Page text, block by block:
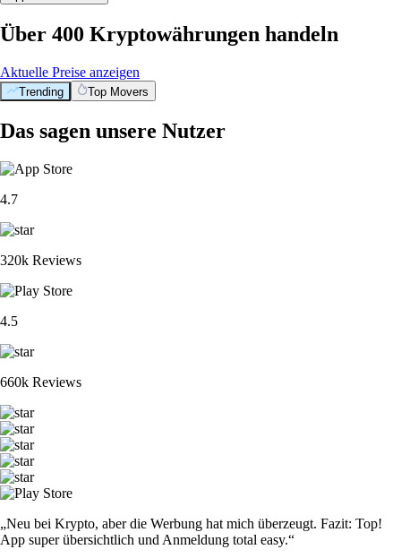
Über 400 Kryptowährungen handeln
Aktuelle Preise anzeigen
Trending Top Movers
Das sagen unsere Nutzer
4.7
320k Reviews
4.5
660k Reviews
„Neu bei Krypto, aber die Werbung hat mich überzeugt. Fazit: Top!
App super übersichtlich und Anmeldung total easy.“